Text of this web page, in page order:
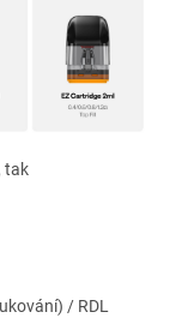
tak
/ RDL